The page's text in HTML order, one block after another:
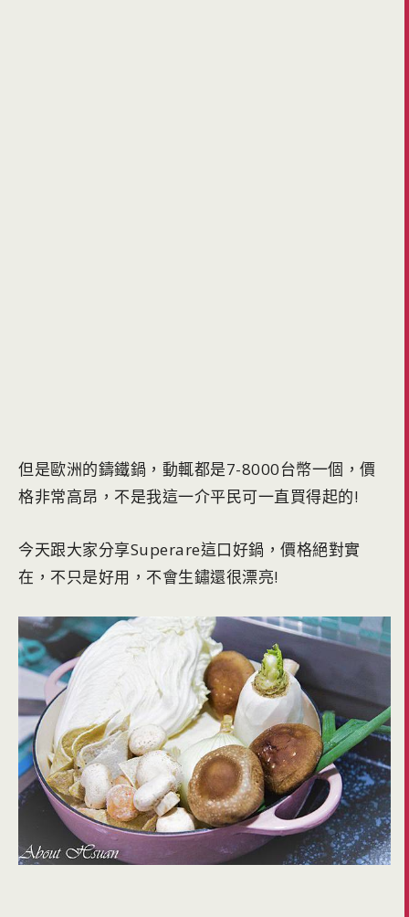
但是歐洲的鑄鐵鍋，動輒都是7-8000台幣一個，價
格非常高昂，不是我這一介平民可一直買得起的!
今天跟大家分享Superare這口好鍋，價格絕對實
在，不只是好用，不會生鏽還很漂亮!